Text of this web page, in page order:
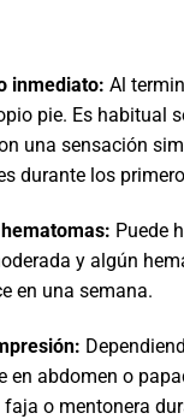
inmediato: Al
pie. Es habitual
una sensación
durante los
Puede
y algún
en una semana.
en abdomen o
faja o mentonera